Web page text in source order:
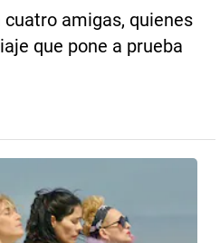
amigas, quienes
que pone a prueba